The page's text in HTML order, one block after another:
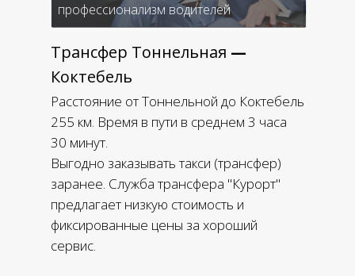
профессионализм водителей
Трансфер Тоннельная —
Коктебель
Расстояние от Тоннельной до Коктебель
255 км. Время в пути в среднем 3 часа
30 минут.
Выгодно заказывать такси (трансфер)
заранее. Служба трансфера "Курорт"
предлагает низкую стоимость и
фиксированные цены за хороший
сервис.